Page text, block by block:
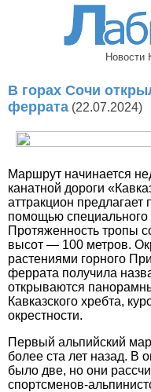
Новости
В горах Сочи
феррата (22.07.2024)
Маршрут начинается
канатной дороги
аттракцион предлагает
помощью специального
Протяженность тропы
высот — 100 метров.
растениями горного
феррата получила
открываются
Кавказского хребта,
окрестности.
Первый альпийский
более ста лет назад. В
было две, но они
спортсменов-